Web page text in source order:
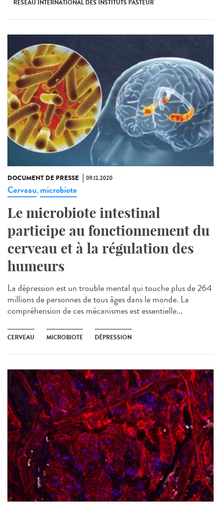
RÉSEAU INTERNATIONAL DES INSTITUTS PASTEUR
DOCUMENT DE PRESSE 09.12.2020
Cerveau, microbiote
Le microbiote intestinal
participe au fonctionnement du
cerveau et à la régulation des
humeurs
La dépression est un trouble mental qui touche plus de 264
millions de personnes de tous âges dans le monde. La
compréhension de ces mécanismes est essentielle...
CERVEAU MICROBIOTE DÉPRESSION